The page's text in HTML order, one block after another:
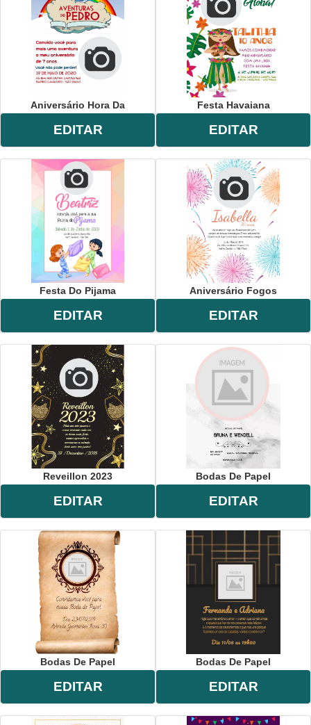
Aniversário Hora Da
EDITAR
Festa Havaiana
EDITAR
Festa Do Pijama
EDITAR
Aniversário Fogos
EDITAR
Reveillon 2023
EDITAR
Bodas De Papel
EDITAR
Bodas De Papel
EDITAR
Bodas De Papel
EDITAR